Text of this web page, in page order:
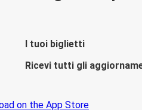
I tuoi biglietti
Ricevi tutti gli